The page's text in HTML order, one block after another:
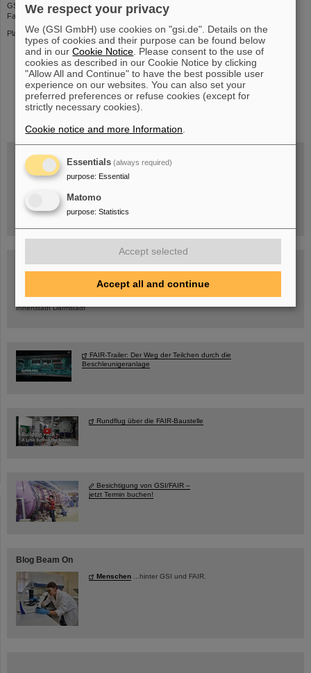
GSI Helmholtzzentrum für Schwerionenforschung GmbH
Facility for Antiproton and Ion Research in Europe GmbH
Planckstr. 1 | 64291 Darmstadt | Telefon: +49-6159-71- 0
instagramlinkedin youtubehelmholtz.socialfacebook
Mittwoch, 19.08.2026, 14 Uhr
Hannah Elfner,
GSI/FAIR/Goethe-Universität
Anmeldung und weitere Informationen
geöffnet Di – Fr,
12 – 17 Uhr
Sa, 11.07.26, 10:30-16:00 Uhr
Ernst-Ludwig-Str. 22
Innenstadt Darmstadt
FAIR-Trailer: Der Weg der Teilchen durch die
Beschleunigeranlage
Rundflug über die FAIR-Baustelle
Besichtigung von GSI/FAIR –
jetzt Termin buchen!
Blog Beam On
Menschen ...hinter GSI und FAIR.
We respect your privacy
We (GSI GmbH) use cookies on "gsi.de". Details on the
types of cookies and their purpose can be found below
and in ourCookie Notice . Please consent to the use of
cookies as described in our Cookie Notice by clicking
"Allow All and Continue" to have the best possible user
experience on our websites. You can also set your
preferred preferences or refuse cookies (except for
strictly necessary cookies).
Cookie notice and more Information
Essentials (always required)
purpose: Essential
Matomo
purpose: Statistics
Accept selected
Accept all and continue